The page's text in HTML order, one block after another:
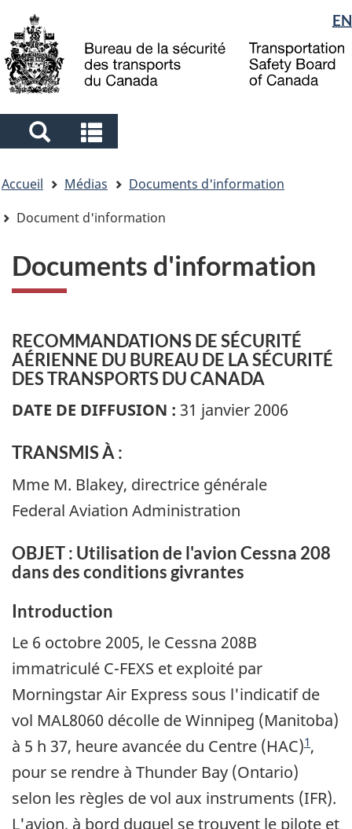
to
main
to
"About
government"
à
la
Sélection
de
la
langue
EN
Search
and
menus
and
menus
êtes
ici
Accueil Médias
Documents d'information
Document d'information
Documents d'information
RECOMMANDATIONS DE SÉCURITÉ
AÉRIENNE DU BUREAU DE LA SÉCURITÉ
DES TRANSPORTS DU CANADA
DATE DE DIFFUSION : 31 janvier 2006
TRANSMIS À :
Mme M. Blakey, directrice générale
Federal Aviation Administration
OBJET : Utilisation de l'avion Cessna 208
dans des conditions givrantes
Introduction
Le 6 octobre 2005, le Cessna 208B
immatriculé C-FEXS et exploité par
Morningstar Air Express sous l'indicatif de
vol MAL8060 décolle de Winnipeg (Manitoba)
à 5 h 37, heure avancée du Centre (HAC)1,
pour se rendre à Thunder Bay (Ontario)
selon les règles de vol aux instruments (IFR).
L'avion, à bord duquel se trouvent le pilote et